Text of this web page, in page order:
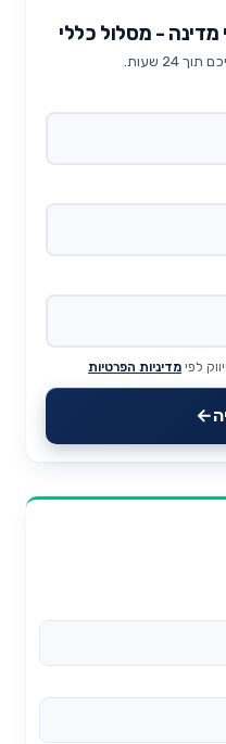
מדינה - מסלול כללי
24 שעות.
לפי מדיניות הפרטיות